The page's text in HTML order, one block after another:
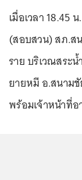
เมื่อเวลา
(สอบสวน) สภ.ส
ราย บริเวณสระ
ยายหมี อ.สนามชั
พร้อมเจ้าหน้าที่